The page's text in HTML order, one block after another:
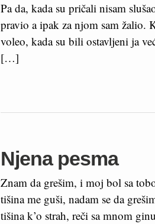
Pa da, kada su pričali nisam
pravio a ipak za njom sam žalio.
voleo, kada su bili ostavljeni ja
[…]
Njena pesma
Znam da grešim, i moj bol sa
tišina me guši, nadam se da
tišina k’o strah, reči sa mnom